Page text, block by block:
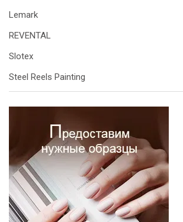
Lemark
REVENTAL
Slotex
Steel Reels Painting